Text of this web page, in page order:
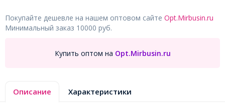
Покупайте дешевле на нашем оптовом сайте Opt.Mirbusin.ru
Минимальный заказ 10000 руб.
Купить оптом на Opt.Mirbusin.ru
Описание Характеристики